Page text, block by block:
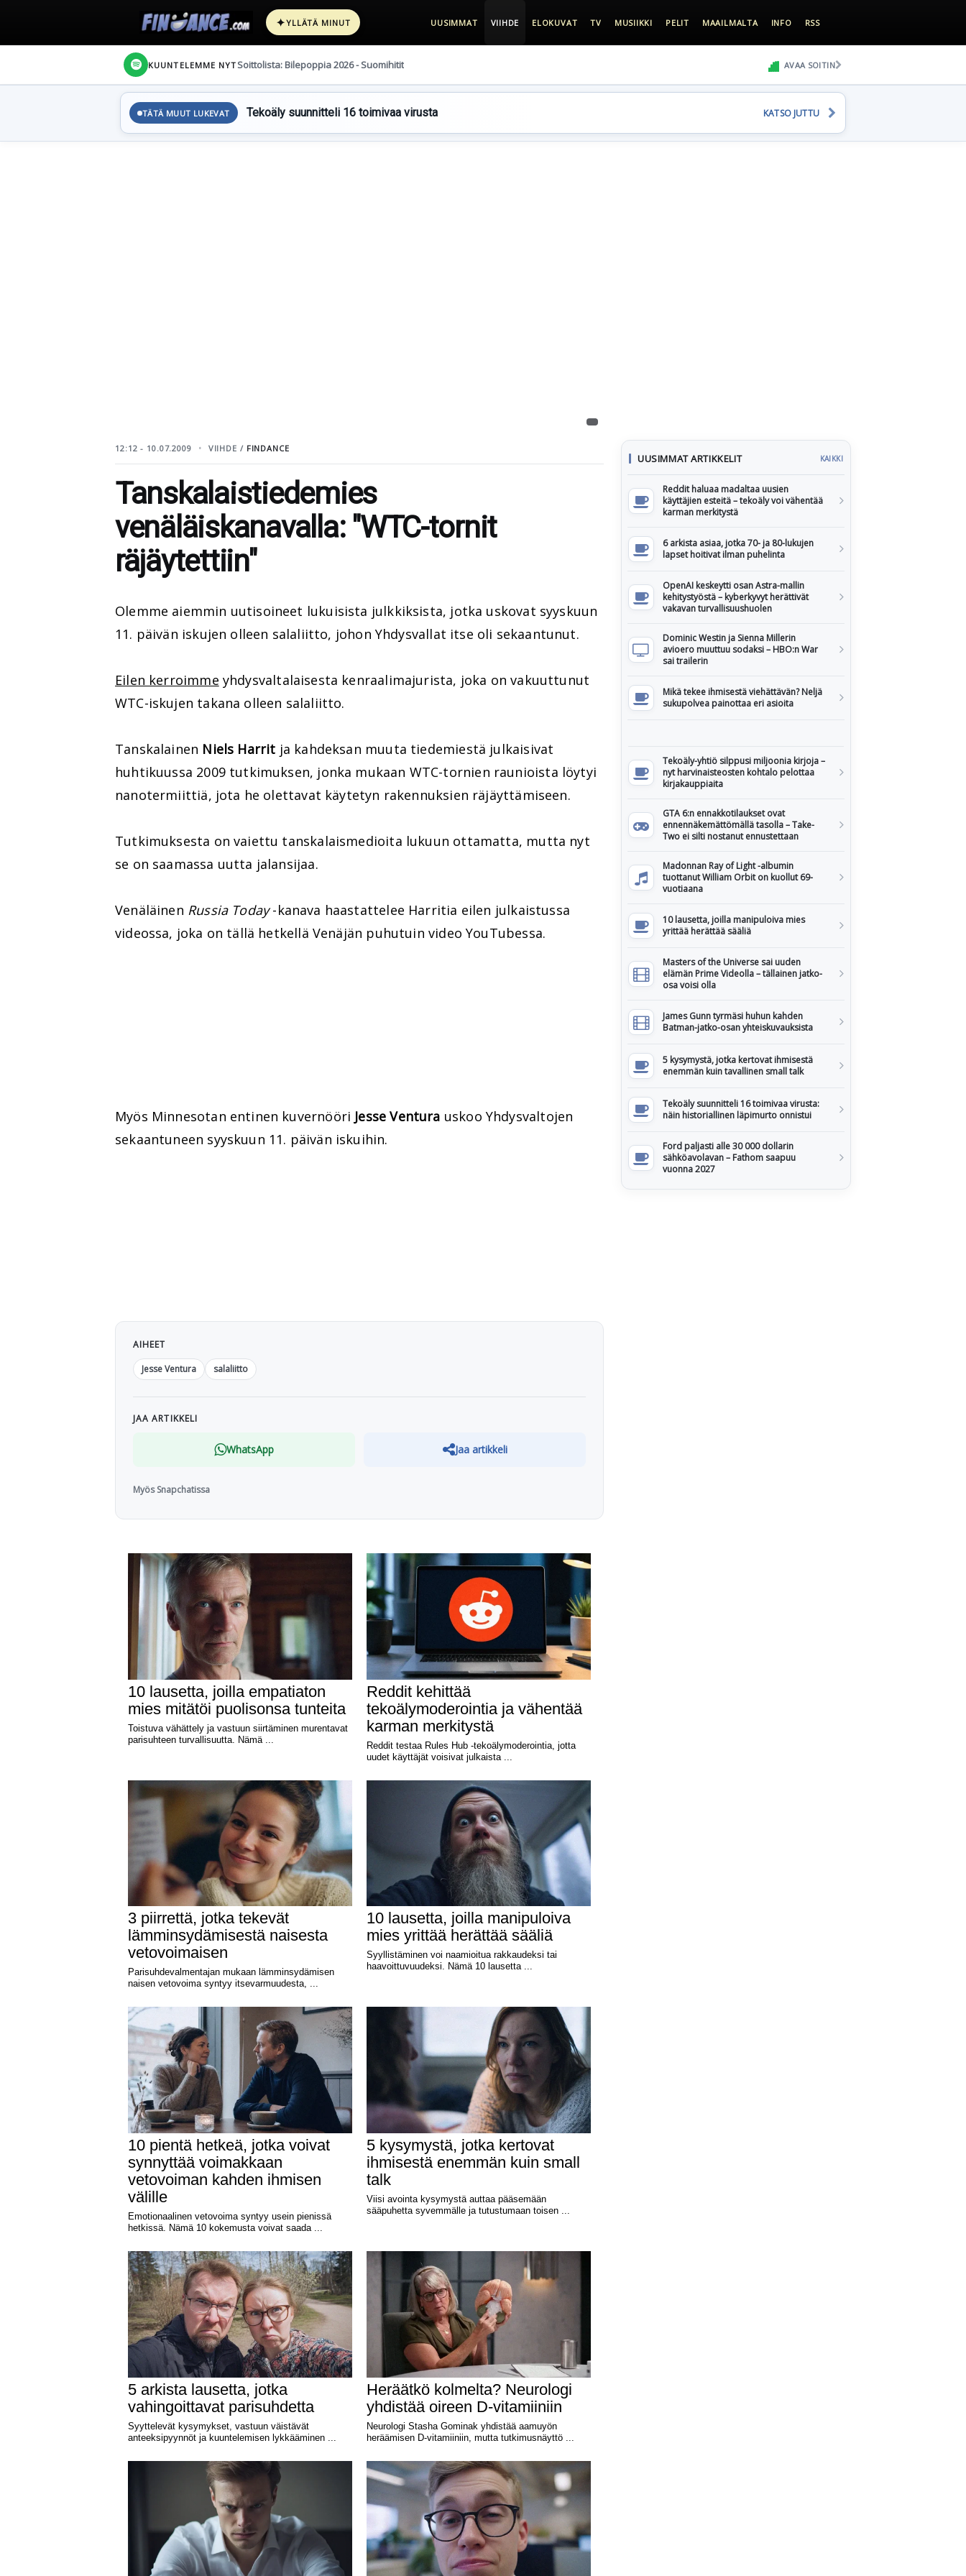
✦YLLÄTÄ MINUT UUSIMMAT VIIHDE ELOKUVAT TV MUSIIKKI PELIT MAAILMALTA INFO RSS
KUUNTELEMME NYT Soittolista: Bilepoppia 2026 - Suomihitit AVAA SOITIN
TÄTÄ MUUT LUKEVAT Tekoäly suunnitteli 16 toimivaa virusta KATSO JUTTU
12:12 - 10.07.2009 VIIHDE / FINDANCE
Tanskalaistiedemies
venäläiskanavalla: "WTC-tornit
räjäytettiin"
Olemme aiemmin uutisoineet lukuisista julkkiksista, jotka uskovat syyskuun
11. päivän iskujen olleen salaliitto, johon Yhdysvallat itse oli sekaantunut.
Eilen kerroimme yhdysvaltalaisesta kenraalimajurista, joka on vakuuttunut
WTC-iskujen takana olleen salaliitto.
Tanskalainen Niels Harrit ja kahdeksan muuta tiedemiestä julkaisivat
huhtikuussa 2009 tutkimuksen, jonka mukaan WTC-tornien raunioista löytyi
nanotermiittiä, jota he olettavat käytetyn rakennuksien räjäyttämiseen.
Tutkimuksesta on vaiettu tanskalaismedioita lukuun ottamatta, mutta nyt
se on saamassa uutta jalansijaa.
Venäläinen Russia Today-kanava haastattelee Harritia eilen julkaistussa
videossa, joka on tällä hetkellä Venäjän puhutuin video YouTubessa.
Myös Minnesotan entinen kuvernööri Jesse Ventura uskoo Yhdysvaltojen
sekaantuneen syyskuun 11. päivän iskuihin.
AIHEET
Jesse Ventura
salaliitto
JAA ARTIKKELI
WhatsApp Jaa artikkeli
Myös Snapchatissa
UUSIMMAT ARTIKKELIT KAIKKI
Reddit haluaa madaltaa uusien
käyttäjien esteitä – tekoäly voi vähentää
karman merkitystä
6 arkista asiaa, jotka 70- ja 80-lukujen
lapset hoitivat ilman puhelinta
OpenAI keskeytti osan Astra-mallin
kehitystyöstä – kyberkyvyt herättivät
vakavan turvallisuushuolen
Dominic Westin ja Sienna Millerin
avioero muuttuu sodaksi – HBO:n War
sai trailerin
Mikä tekee ihmisestä viehättävän? Neljä
sukupolvea painottaa eri asioita
Tekoäly-yhtiö silppusi miljoonia kirjoja –
nyt harvinaisteosten kohtalo pelottaa
kirjakauppiaita
GTA 6:n ennakkotilaukset ovat
ennennäkemättömällä tasolla – Take-
Two ei silti nostanut ennustettaan
Madonnan Ray of Light -albumin
tuottanut William Orbit on kuollut 69-
vuotiaana
10 lausetta, joilla manipuloiva mies
yrittää herättää sääliä
Masters of the Universe sai uuden
elämän Prime Videolla – tällainen jatko-
osa voisi olla
James Gunn tyrmäsi huhun kahden
Batman-jatko-osan yhteiskuvauksista
5 kysymystä, jotka kertovat ihmisestä
enemmän kuin tavallinen small talk
Tekoäly suunnitteli 16 toimivaa virusta:
näin historiallinen läpimurto onnistui
Ford paljasti alle 30 000 dollarin
sähköavolavan – Fathom saapuu
vuonna 2027